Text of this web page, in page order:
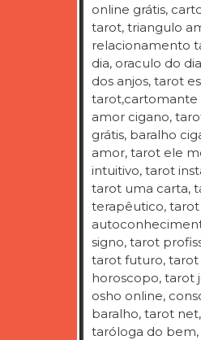
online grátis,
tarot, triangulo
relacionamento
dia, oraculo do
dos anjos, tarot
tarot,cartomante
amor cigano,
grátis, baralho
amor, tarot ele
intuitivo, tarot
tarot uma carta,
terapêutico,
signo, tarot
tarot futuro, tarot
horoscopo, tarot
osho online,
baralho, tarot
taróloga do bem,